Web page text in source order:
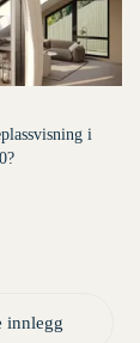
i
innlegg